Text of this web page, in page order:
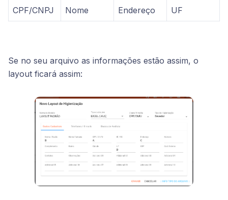
CPF/CNPJ Nome Endereço UF
Se no seu arquivo as informações estão assim, o
layout ficará assim: